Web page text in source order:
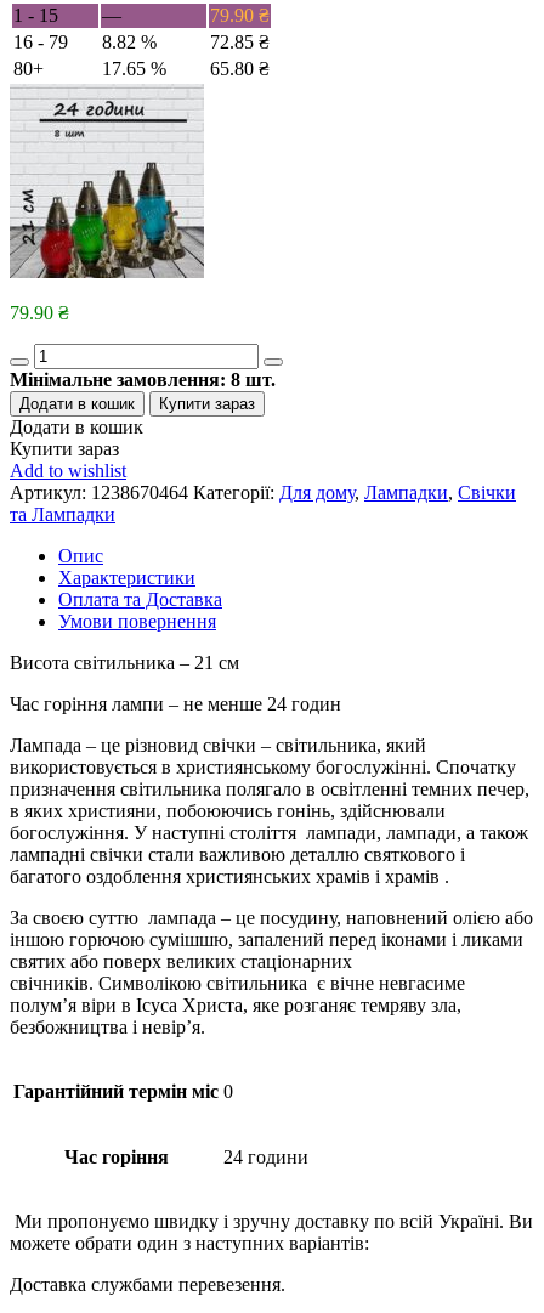
1 - 15
— 79.90 ₴
16 - 79
8.82 % 72.85 ₴
80+
17.65 % 65.80 ₴
79.90 ₴
Quantity
Мінімальне замовлення: 8 шт.
Додати в кошик Купити зараз
Додати в кошик
Купити зараз
Add to wishlist
Артикул: 1238670464 Категорії: Для дому, Лампадки, Свічки
та Лампадки
Опис
Характеристики
Оплата та Доставка
Умови повернення
Висота світильника – 21 см
Час горіння лампи – не менше 24 годин
Лампада – це різновид свічки – світильника, який
використовується в християнському богослужінні. Спочатку
призначення світильника полягало в освітленні темних печер,
в яких християни, побоюючись гонінь, здійснювали
богослужіння. У наступні століття лампади, лампади, а також
лампадні свічки стали важливою деталлю святкового і
багатого оздоблення християнських храмів і храмів .
За своєю суттю лампада – це посудину, наповнений олією або
іншою горючою сумішшю, запалений перед іконами і ликами
святих або поверх великих стаціонарних
свічників. Символікою світильника є вічне невгасиме
полум’я віри в Ісуса Христа, яке розганяє темряву зла,
безбожництва і невір’я.
Гарантійний термін міс 0
Час горіння 24 години
Ми пропонуємо швидку і зручну доставку по всій Україні. Ви
можете обрати один з наступних варіантів:
Доставка службами перевезення.